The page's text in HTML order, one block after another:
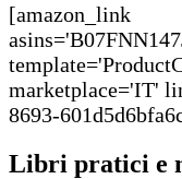
[amazon_link
marketplace='IT'
8693-
Libri pratici e